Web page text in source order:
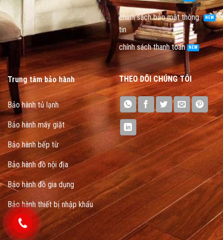
chính sách bảo mật thông
tin
chính sách thanh toán
Trung tâm bảo hành
Bảo hành tủ lạnh
Bảo hành máy giặt
Bảo hành bếp từ
Bảo hành đồ nội địa
Bảo hành đồ gia dụng
Bảo hành thiết bị nhập khẩu
THEO DÕI CHÚNG TÔI